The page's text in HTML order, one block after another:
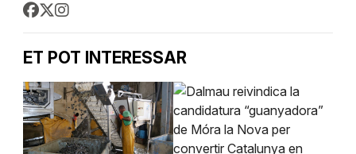
ET POT INTERESSAR